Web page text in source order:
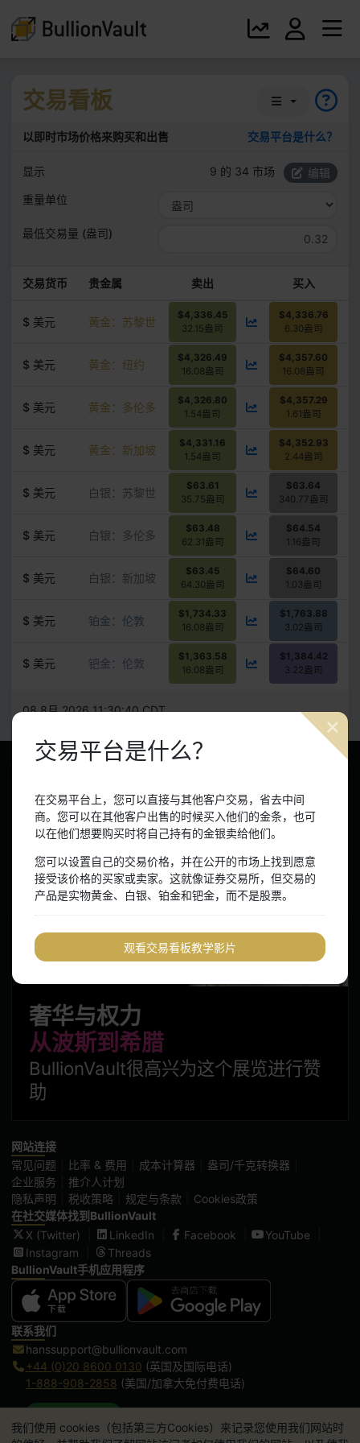
我们使用 cookies（包括第三方Cookies）来记录您使用我们网站时
交易看板
以即时市场价格来购买和出售 交易平台是什么？
显示 9 的 34 市场
编辑
重量单位
最低交易量 (盎司)
交易货币 贵金属 卖出 买入
$ 美元 黄金：苏黎世
$4,336.45
32.15盎司
$4,336.76
6.30盎司
$ 美元 黄金：纽约
$4,326.49
16.08盎司
$4,357.60
16.08盎司
$ 美元 黄金：多伦多
$4,326.80
1.54盎司
$4,357.29
1.61盎司
$ 美元 黄金：新加坡
$4,331.16
1.54盎司
$4,352.93
2.44盎司
$ 美元 白银：苏黎世
$63.61
35.75盎司
$63.64
340.77盎司
$ 美元 白银：多伦多
$63.48
62.31盎司
$64.54
1.16盎司
$ 美元 白银：新加坡
$63.45
64.30盎司
$64.60
1.03盎司
$ 美元 铂金：伦敦
$1,734.33
16.08盎司
$1,763.88
3.02盎司
$ 美元 钯金：伦敦
$1,363.58
16.08盎司
$1,384.42
3.22盎司
08 8月 2026 11:30:40 CDT
奢华与权力
从波斯到希腊
BullionVault很高兴为这个展览进行赞
助
网站连接
常见问题
比率 & 费用 成本计算器
盎司/千克转换器
企业服务
推介人计划
隐私声明
税收策略 规定与条款
Cookies政策
在社交媒体找到BullionVault
X (Twitter)
LinkedIn Facebook
YouTube
Instagram
Threads
BullionVault手机应用程序
联系我们
hanssupport@bullionvault.com
+44 (0)20 8600 0130 (英国及国际电话)
1-888-908-2858 (美国/加拿大免付费电话)
办公时间:
请填入您交易的盎司数。在提交订单前此重量单位将转换
成千克。
报价。
(1 盎司 = 约 0.031千克)
交易平台是什么？
在交易平台上，您可以直接与其他客户交易，省去中间
商。您可以在其他客户出售的时候买入他们的金条，也可
以在他们想要购买时将自己持有的金银卖给他们。
您可以设置自己的交易价格，并在公开的市场上找到愿意
接受该价格的买家或卖家。这就像证券交易所，但交易的
产品是实物黄金、白银、铂金和钯金，而不是股票。
观看交易看板教学影片